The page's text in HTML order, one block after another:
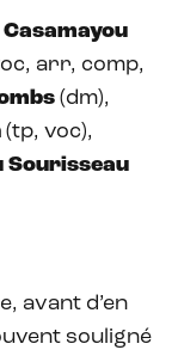
Casamayou
arr, comp,
(dm),
(tp, voc),
Sourisseau
avant d’en
souligné